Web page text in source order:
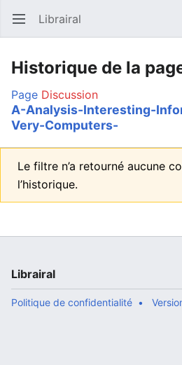
Ouvrir le menu principal Librairal
Historique de la
Page Discussion
A-Analysis-Interesting-
Very-Computers-
Le filtre n’a retourné aucune
l’historique.
Librairal
Politique de confidentialité